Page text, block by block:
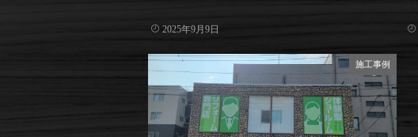
2025年9月9日
施工事例